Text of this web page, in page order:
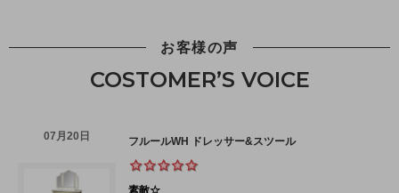
お客様の声
COSTOMER’S VOICE